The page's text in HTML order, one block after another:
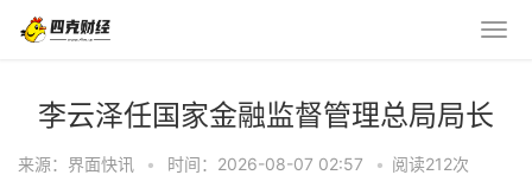
李云泽任国家金融监督管理总局局长
来源：界面快讯 • 时间：2026-08-07 02:57 • 阅读212次